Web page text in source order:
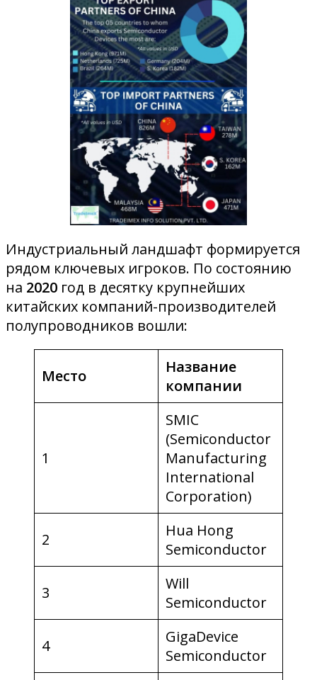
Индустриальный ландшафт формируется
рядом ключевых игроков. По состоянию
на 2020 год в десятку крупнейших
китайских компаний-производителей
полупроводников вошли:
Место
Название
компании
1
SMIC
(Semiconductor
Manufacturing
International
Corporation)
2
Hua Hong
Semiconductor
3
Will
Semiconductor
4
GigaDevice
Semiconductor